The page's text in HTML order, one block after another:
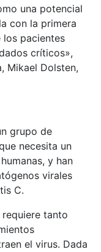
una potencial
con la primera
los pacientes
críticos»,
Mikael Dolsten,
grupo de
necesita un
y han
virales
C.
tanto
el virus. Dada